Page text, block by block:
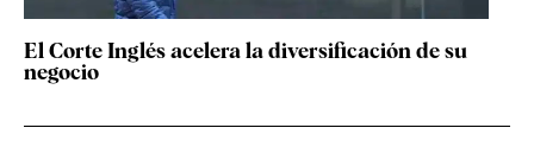
El Corte Inglés acelera la diversificación de su
negocio